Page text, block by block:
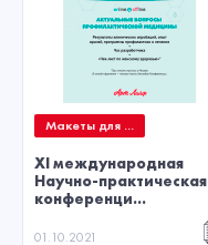
Макеты для ...
XI международная
Научно-практическая
конференци...
01.10.2021